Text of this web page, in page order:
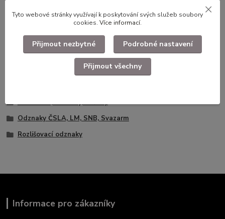
cena za pár
Ilustrační foto.
Faleristika, odznaky, nášivky
Odznaky ČSLA, LM, SNB, Svazarm
Rozlišovací odznaky
Informace pro zákazníky
Tyto webové stránky využívají k poskytování svých služeb soubory
cookies. Více informací.
Přijmout nezbytné Podrobné nastavení
Přijmout všechny